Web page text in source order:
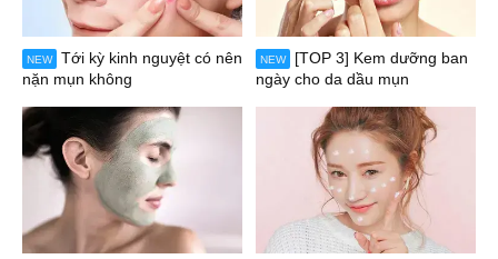
NEW
Tới kỳ kinh nguyệt có nên
nặn mụn không
NEW
[TOP 3] Kem dưỡng ban
ngày cho da dầu mụn